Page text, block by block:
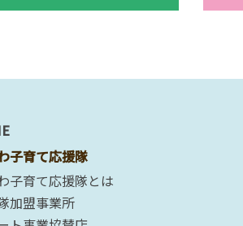
子育て応援隊
子育て応援隊とは
加盟事業所